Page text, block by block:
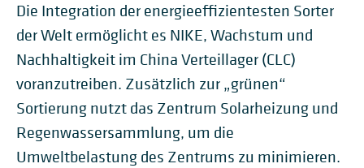
Die Integration der energieeffizientesten Sorter
der Welt ermöglicht es NIKE, Wachstum und
Nachhaltigkeit im China Verteillager (CLC)
voranzutreiben. Zusätzlich zur „grünen“
Sortierung nutzt das Zentrum Solarheizung und
Regenwassersammlung, um die
Umweltbelastung des Zentrums zu minimieren.